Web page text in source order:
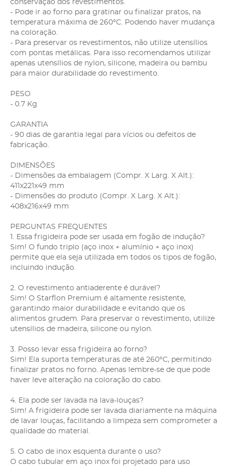
conservação dos revestimentos.
- Pode ir ao forno para gratinar ou finalizar pratos, na
temperatura máxima de 260°C. Podendo haver mudança
na coloração.
- Para preservar os revestimentos, não utilize utensílios
com pontas metálicas. Para isso recomendamos utilizar
apenas utensílios de nylon, silicone, madeira ou bambu
para maior durabilidade do revestimento.
PESO
- 0.7 Kg
GARANTIA
- 90 dias de garantia legal para vícios ou defeitos de
fabricação.
DIMENSÕES
- Dimensões da embalagem (Compr. X Larg. X Alt.):
411x221x49 mm
- Dimensões do produto (Compr. X Larg. X Alt.):
408x216x49 mm
PERGUNTAS FREQUENTES
1. Essa frigideira pode ser usada em fogão de indução?
Sim! O fundo triplo (aço inox + alumínio + aço inox)
permite que ela seja utilizada em todos os tipos de fogão,
incluindo indução.
2. O revestimento antiaderente é durável?
Sim! O Starflon Premium é altamente resistente,
garantindo maior durabilidade e evitando que os
alimentos grudem. Para preservar o revestimento, utilize
utensílios de madeira, silicone ou nylon.
3. Posso levar essa frigideira ao forno?
Sim! Ela suporta temperaturas de até 260°C, permitindo
finalizar pratos no forno. Apenas lembre-se de que pode
haver leve alteração na coloração do cabo.
4. Ela pode ser lavada na lava-louças?
Sim! A frigideira pode ser lavada diariamente na máquina
de lavar louças, facilitando a limpeza sem comprometer a
qualidade do material.
5. O cabo de inox esquenta durante o uso?
O cabo tubular em aço inox foi projetado para uso